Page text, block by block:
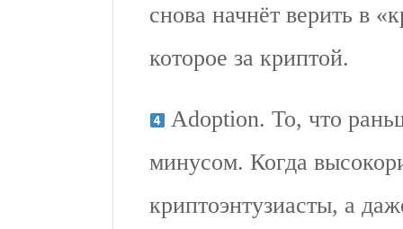
снова начнёт верить в
которое за криптой.
Adoption. То, что
минусом. Когда
криптоэнтузиасты, а